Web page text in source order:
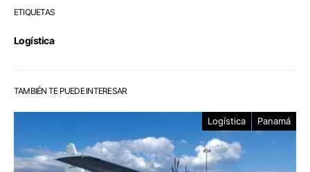
ETIQUETAS
Logística
TAMBIÉN TE PUEDE INTERESAR
Logística Panamá